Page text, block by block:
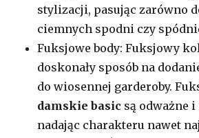
stylizacji, pasując zarówno
ciemnych spodni czy
Fuksjowe body: Fuksjowy
doskonały sposób na
do wiosennej garderoby.
damskie basic są odważne i
nadając charakteru nawet